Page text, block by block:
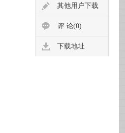
其他用户下载
评 论(0)
下载地址